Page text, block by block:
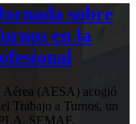
sobre
en la
Aérea (AESA) acogió
Trabajo a Turnos, un
SEMAF,